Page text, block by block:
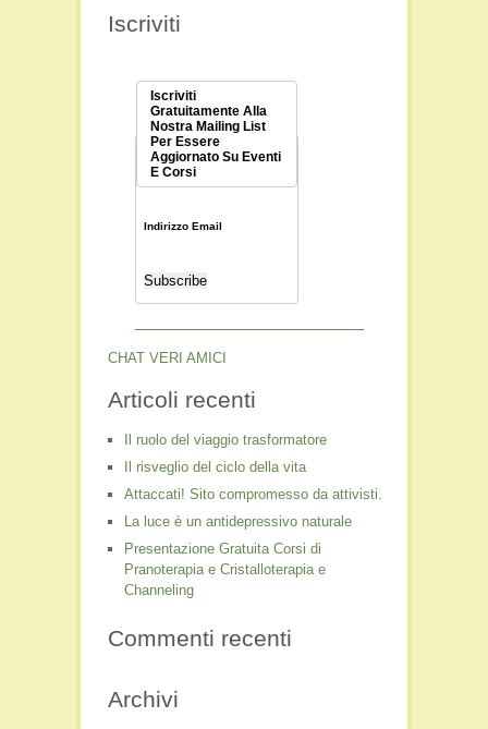
Iscriviti
Iscriviti
Gratuitamente Alla
Nostra Mailing List
Per Essere
Aggiornato Su Eventi
E Corsi
Indirizzo Email
CHAT VERI AMICI
Articoli recenti
Il ruolo del viaggio trasformatore
Il risveglio del ciclo della vita
Attaccati! Sito compromesso da attivisti.
La luce è un antidepressivo naturale
Presentazione Gratuita Corsi di
Pranoterapia e Cristalloterapia e
Channeling
Commenti recenti
Archivi